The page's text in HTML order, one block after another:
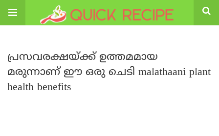
പ്രസവരക്ഷയ്ക്ക് ഉത്തമമായ
മരുന്നാണ് ഈ ഒരു ചെടി malathaani plant
health benefits